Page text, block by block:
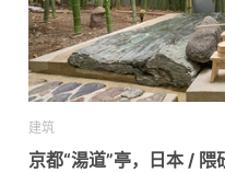
建筑
京都“湯道”亭，日本 /